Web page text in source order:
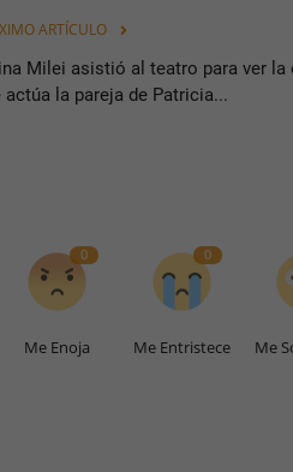
ARTÍCULO
Milei asistió al teatro para ver la
actúa la pareja de Patricia...
0
Me Enoja
0
Me Entristece Me